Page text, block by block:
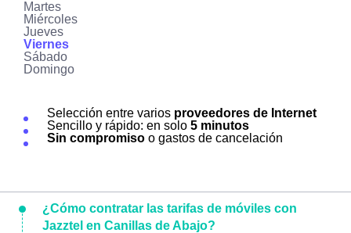
Martes
Miércoles
Jueves
Viernes
Sábado
Domingo
Selección entre varios proveedores de Internet
Sencillo y rápido: en solo 5 minutos
Sin compromiso o gastos de cancelación
¿Cómo contratar las tarifas de móviles con
Jazztel en Canillas de Abajo?